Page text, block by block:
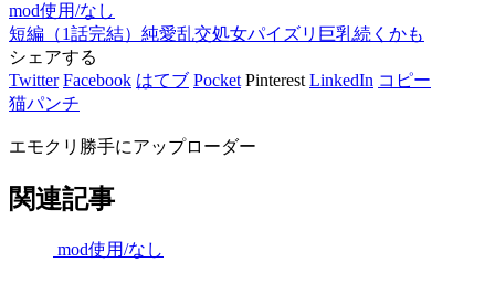
mod使用/なし
短編（1話完結） 純愛乱交処女パイズリ 巨乳続くかも
シェアする
Twitter Facebook はてブ Pocket Pinterest LinkedIn コピー
猫パンチ
エモクリ勝手にアップローダー
関連記事
mod使用/なし